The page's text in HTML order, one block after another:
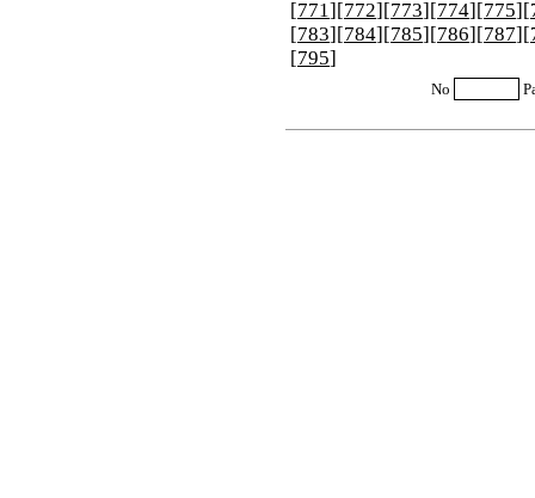
[771][772][773][774][775][
[783][784][785][786][787][
[795]
No